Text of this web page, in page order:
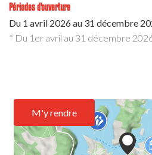
Périodes d'ouverture
Du 1 avril 2026au 31 décembre
* Du 1er avril au 31 décembre
M'y rendre